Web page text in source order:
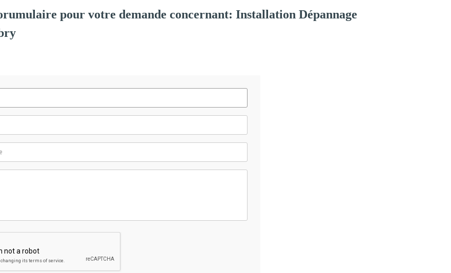
pour votre demande concernant: Installation Dépannage